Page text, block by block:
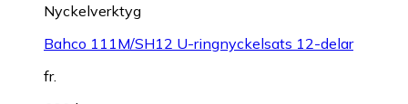
Nyckelverktyg
Bahco 111M/SH12 U-ringnyckelsats 12-delar
fr.